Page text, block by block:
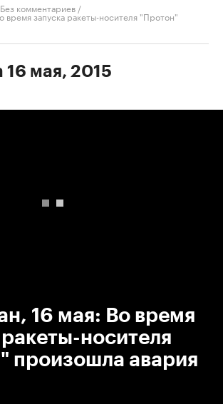
Без комментариев /
время запуска ракеты-носителя "Протон"
16 мая, 2015
16 мая: Во время
носителя
произошла авария